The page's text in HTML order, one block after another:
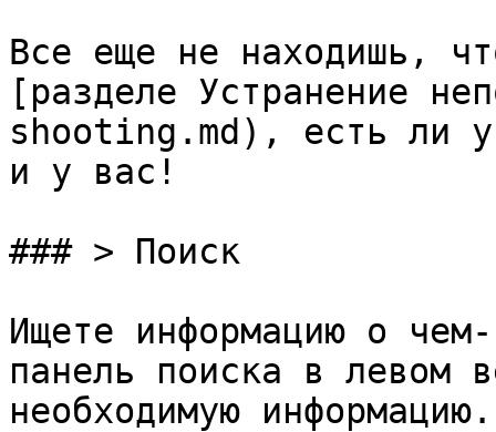
Все еще не находишь,
[разделе Устранение
shooting.md), есть ли
и у вас!
### > Поиск
Ищете информацию о
панель поиска в левом
необходимую информацию.